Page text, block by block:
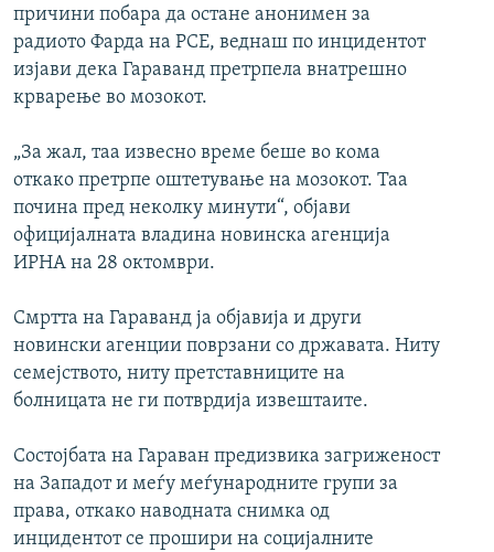
причини побара да остане анонимен за
радиото Фарда на РСЕ, веднаш по инцидентот
изјави дека Гараванд претрпела внатрешно
крварење во мозокот.
„За жал, таа извесно време беше во кома
откако претрпе оштетување на мозокот. Таа
почина пред неколку минути“, објави
официјалната владина новинска агенција
ИРНА на 28 октомври.
Смртта на Гараванд ја објавија и други
новински агенции поврзани со државата. Ниту
семејството, ниту претставниците на
болницата не ги потврдија извештаите.
Состојбата на Гараван предизвика загриженост
на Западот и меѓу меѓународните групи за
права, откако наводната снимка од
инцидентот се прошири на социјалните